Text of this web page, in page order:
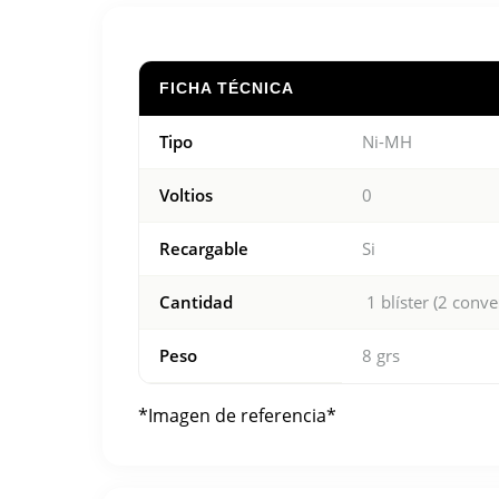
FICHA TÉCNICA
Tipo Ni-MH
Voltios 0
Recargable Si
Cantidad 1 blíster (2
Peso 8 grs
*Imagen de referencia*